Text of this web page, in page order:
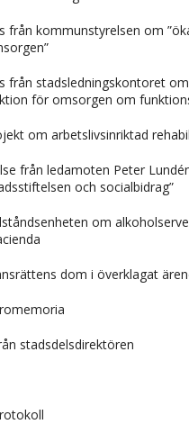
från kommunstyrelsen om
från stadsledningskontoret
för omsorgen om
om arbetslivsinriktad
från ledamoten Peter
och socialbidrag”
om
dom i överklagat
stadsdelsdirektören